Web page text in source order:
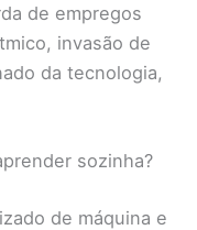
de empregos
invasão de
da tecnologia,
sozinha?
de máquina e